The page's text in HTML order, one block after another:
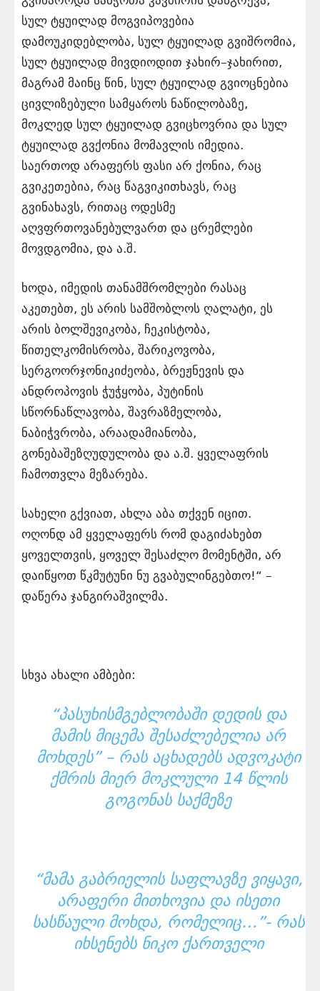
სულ ტყუილად მოგვიპოვებია
დამოუკიდებლობა, სულ ტყუილად გვიშრომია,
სულ ტყუილად მივდიოდით ჯახირ–ჯახირით,
მაგრამ მაინც წინ, სულ ტყუილად გვიოცნებია
ცივლიზებული სამყაროს ნაწილობაზე,
მოკლედ სულ ტყუილად გვიცხოვრია და სულ
ტყუილად გვქონია მომავლის იმედია.
საერთოდ არაფერს ფასი არ ქონია, რაც
გვიკეთებია, რაც წაგვიკითხავს, რაც
გვინახავს, რითაც ოდესმე
აღვფრთოვანებულვართ და ცრემლები
მოვდგომია, და ა.შ.
ხოდა, იმედის თანამშრომლები რასაც
აკეთებთ, ეს არის სამშობლოს ღალატი, ეს
არის ბოლშევიკობა, ჩეკისტობა,
წითელკომისრობა, შარიკოვობა,
სერგოორჯონიკიძეობა, ბრეჟნევის და
ანდროპოვის ჭუჭყობა, პუტინის
სწორნაწლავობა, შავრაზმელობა,
ნაბიჭვრობა, არაადამიანობა,
გონებაშეზღუდულობა და ა.შ. ყველაფრის
ჩამოთვლა მეზარება.
სახელი გქვიათ, ახლა აბა თქვენ იცით.
ოღონდ ამ ყველაფერს რომ დაგიძახებთ
ყოველთვის, ყოველ შესაძლო მომენტში, არ
დაიწყოთ წკმუტუნი ნუ გვაბულინგებთო!“ –
დაწერა ჯანგირაშვილმა.
სხვა ახალი ამბები:
“ᲞᲐᲡᲣᲮᲘᲡᲛᲒᲔᲑᲚᲝᲑᲐᲨᲘ ᲓᲔᲓᲘᲡ ᲓᲐ
ᲛᲐᲛᲘᲡ ᲛᲘᲪᲔᲛᲐ ᲨᲔᲡᲐᲫᲚᲔᲑᲔᲚᲘᲐ ᲐᲠ
ᲛᲝᲮᲓᲔᲡ” – ᲠᲐᲡ ᲐᲪᲮᲐᲓᲔᲑᲡ ᲐᲓᲕᲝᲙᲐᲢᲘ
ᲥᲛᲠᲘᲡ ᲛᲘᲔᲠ ᲛᲝᲙᲚᲣᲚᲘ 14 ᲬᲚᲘᲡ
ᲒᲝᲒᲝᲜᲐᲡ ᲡᲐᲥᲛᲔᲖᲔ
“ᲛᲐᲛᲐ ᲒᲐᲑᲠᲘᲔᲚᲘᲡ ᲡᲐᲤᲚᲐᲕᲖᲔ ᲕᲘᲧᲐᲕᲘ,
ᲐᲠᲐᲤᲔᲠᲘ ᲛᲘᲗᲮᲝᲕᲘᲐ ᲓᲐ ᲘᲡᲔᲗᲘ
ᲡᲐᲡᲬᲐᲣᲚᲘ ᲛᲝᲮᲓᲐ, ᲠᲝᲛᲔᲚᲘᲪ…”- ᲠᲐᲡ
ᲘᲮᲡᲔᲜᲔᲑᲡ ᲜᲘᲙᲝ ᲥᲐᲠᲗᲕᲔᲚᲘ